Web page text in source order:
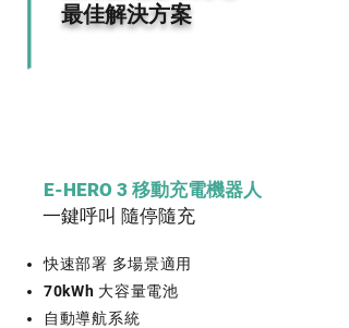
最佳解決方案
E-HERO 3 移動充電機器人
一鍵呼叫 隨停隨充
快速部署 多場景適用
70kWh 大容量電池
自動導航系統